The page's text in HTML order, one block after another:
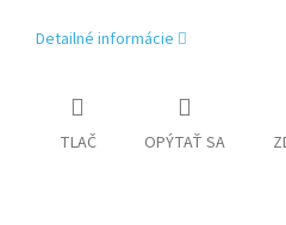
Detailné informácie
TLAČ OPÝTAŤ SA